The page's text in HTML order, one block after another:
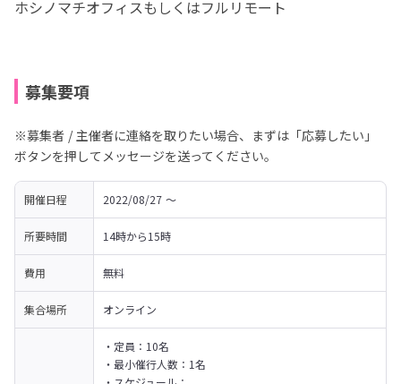
ホシノマチオフィスもしくはフルリモート
募集要項
※募集者 / 主催者に連絡を取りたい場合、まずは「応募したい」
ボタンを押してメッセージを送ってください。
開催日程 2022/08/27 〜
所要時間 14時から15時
費用 無料
集合場所 オンライン
・定員：10名
・最小催行人数：1名